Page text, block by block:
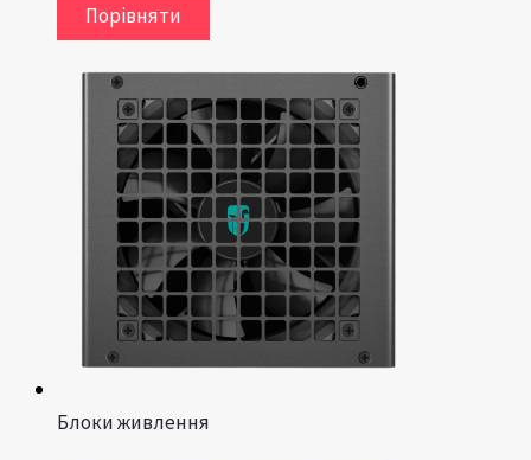
Порівняти
Блоки живлення